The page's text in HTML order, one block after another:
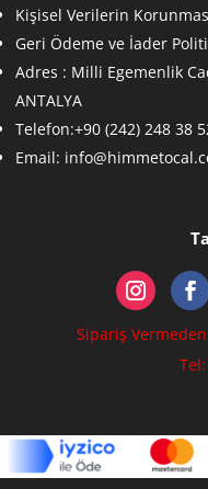
Kişisel Verilerin
Geri Ödeme ve İader
Adres : Milli Egemenlik
ANTALYA
Telefon:+90 (242) 248 38
Email:
Sipariş